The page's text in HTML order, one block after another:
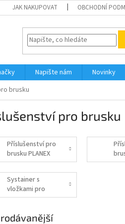
JAK NAKUPOVAT OBCHODNÍ
Napište nám Novinky
brusku
pro brusku
Příslušenství pro
brusku PLANEX
easy LHS-E 225
Systainer s
vložkami pro
brusivo